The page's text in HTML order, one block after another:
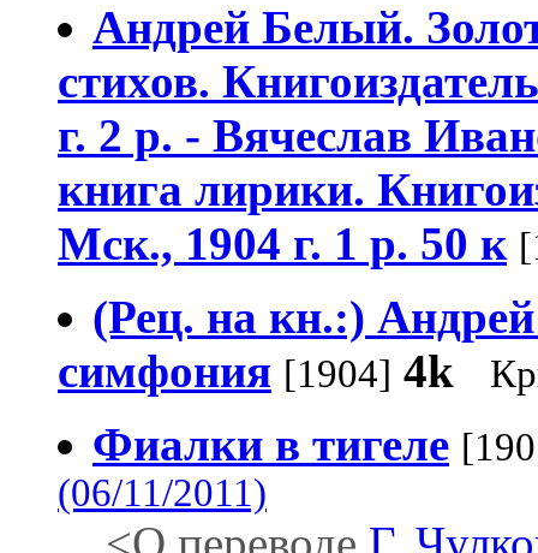
Андрей Белый.
стихов.
г. 2 р. - Вячеслав
книга лирики.
Мск., 1904 г. 1 р. 50 к
(Рец. на кн.:)
симфония [1904] 4k
Фиалки в тигеле
(06/11/2011)